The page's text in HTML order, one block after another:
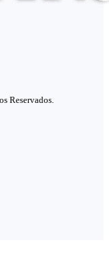
Reservados.